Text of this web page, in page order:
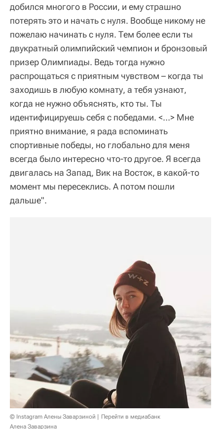
добился многого в России, и ему страшно
потерять это и начать с нуля. Вообще никому не
пожелаю начинать с нуля. Тем более если ты
двукратный олимпийский чемпион и бронзовый
призер Олимпиады. Ведь тогда нужно
распрощаться с приятным чувством – когда ты
заходишь в любую комнату, а тебя узнают,
когда не нужно объяснять, кто ты. Ты
идентифицируешь себя с победами. <…> Мне
приятно внимание, я рада вспоминать
спортивные победы, но глобально для меня
всегда было интересно что-то другое. Я всегда
двигалась на Запад, Вик на Восток, в какой-то
момент мы пересеклись. А потом пошли
дальше".
© Instagram Алены Заварзиной
Перейти в медиабанк
Алена Заварзина